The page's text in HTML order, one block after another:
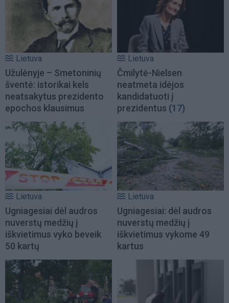
Lietuva
Užulėnyje – Smetoninių
šventė: istorikai kels
neatsakytus prezidento
epochos klausimus
Lietuva
Čmilytė-Nielsen
neatmeta idėjos
kandidatuoti į
prezidentus (17)
Lietuva
Ugniagesiai dėl audros
nuverstų medžių į
iškvietimus vyko beveik
50 kartų
Lietuva
Ugniagesiai: dėl audros
nuverstų medžių į
iškvietimus vykome 49
kartus